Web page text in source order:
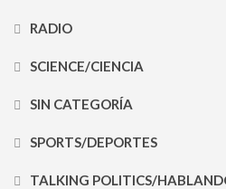
RADIO
SCIENCE/CIENCIA
SIN CATEGORÍA
SPORTS/DEPORTES
TALKING POLITICS/